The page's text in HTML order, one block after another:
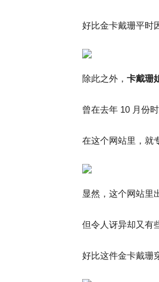
好比金卡戴珊平时
除此之外， 卡戴珊
曾在去年 10 月份
在这个网站里，就
显然，这个网站里
但令人讶异却又有
好比这件金卡戴珊